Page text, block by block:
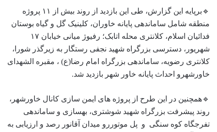
🔹برپایه این گزارش، طی این بازدید از روند بیش از ۱۱ پروژه
منطقه شامل ساماندهی پایانه خاوران، کلینیک گل و گیاه بوستان
فدائیان اسلام، کلانتری محله اتابک؛ رفیوژ میانی خیابان ۱۷
شهریور، دسترسی بزرگراه شهید نجفی رستگار به زیرگذر شورا،
کلانتری رضویه، ساماندهی بزرگراه امام رضا(ع) ، مقبره الشهدای
خاورشهرو احداث پایانه خاور شهر بازدید شد.
🔹همچنین در این طرح از پروژه های ایمن سازی کانال خاورشهر،
روند پیشرفت بزرگراه شهید شوشتری، بهسازی و ساماندهی
تفرجگاه کوه سنگی و پل موتوررو میدان آقانور رصد و ارزیابی به